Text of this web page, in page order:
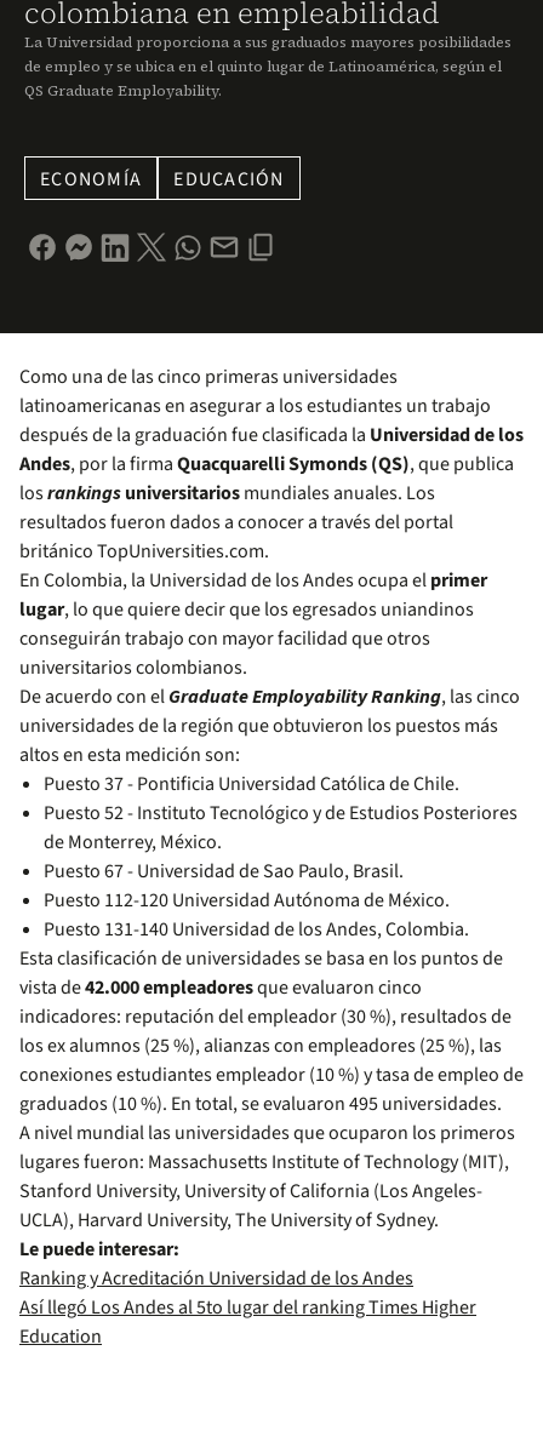
colombiana en empleabilidad
La Universidad proporciona a sus graduados mayores posibilidades
de empleo y se ubica en el quinto lugar de Latinoamérica, según el
QS Graduate Employability.
ECONOMÍA EDUCACIÓN
Como una de las cinco primeras universidades
latinoamericanas en asegurar a los estudiantes un trabajo
después de la graduación fue clasificada la Universidad de los
Andes, por la firmaQuacquarelli Symonds (QS), que publica
losrankingsuniversitariosmundiales anuales. Los
resultados fueron dados a conocer a través del portal
británico TopUniversities.com.
En Colombia, la Universidad de los Andes ocupa elprimer
lugar, lo que quiere decir que los egresados uniandinos
conseguirán trabajo con mayor facilidad que otros
universitarios colombianos.
De acuerdo con elGraduate Employability Ranking, las cinco
universidades de la región que obtuvieron los puestos más
altos en esta medición son:
Puesto 37 - Pontificia Universidad Católica de Chile.
Puesto 52 - Instituto Tecnológico y de Estudios Posteriores
de Monterrey, México.
Puesto 67 - Universidad de Sao Paulo, Brasil.
Puesto 112-120 Universidad Autónoma de México.
Puesto 131-140 Universidad de los Andes, Colombia.
Esta clasificación de universidades se basa en los puntos de
vista de42.000 empleadoresque evaluaron cinco
indicadores: reputación del empleador (30 %), resultados de
los ex alumnos (25 %), alianzas con empleadores (25 %), las
conexiones estudiantes empleador (10 %) y tasa de empleo de
graduados (10 %). En total, se evaluaron 495 universidades.
A nivel mundial las universidades que ocuparon los primeros
lugares fueron: Massachusetts Institute of Technology (MIT),
Stanford University, University of California (Los Angeles-
UCLA), Harvard University, The University of Sydney.
Le puede interesar:
Ranking y Acreditación Universidad de los Andes
Así llegó Los Andes al 5to lugar del ranking Times Higher
Education